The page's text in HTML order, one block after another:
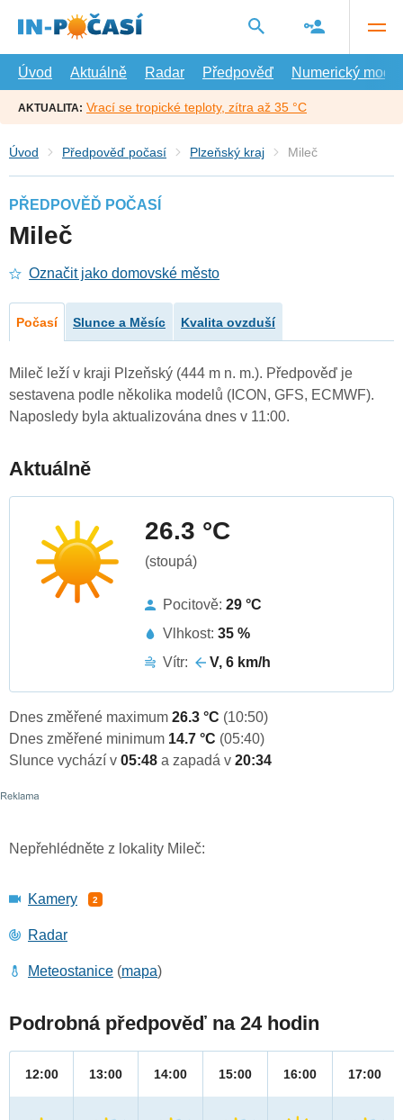
hlavní
Úvod
Aktuálně Radar Předpověď Numerický model
AKTUALITA: Vrací se tropické teploty, zítra až 35 °C
Úvod Předpověď počasí Plzeňský kraj Mileč
PŘEDPOVĚĎ POČASÍ
Mileč
Označit jako domovské město
Počasí Slunce a Měsíc Kvalita ovzduší
Mileč leží v kraji Plzeňský (444 m n. m.). Předpověď je
sestavena podle několika modelů (ICON, GFS, ECMWF).
Naposledy byla aktualizována dnes v 11:00.
Aktuálně
26.3 °C
(stoupá)
Pocitově: 29 °C
Vlhkost: 35 %
Vítr:
V, 6 km/h
Dnes změřené maximum 26.3 °C (10:50)
Dnes změřené minimum 14.7 °C (05:40)
Slunce vychází v 05:48 a zapadá v 20:34
Nepřehlédněte z lokality Mileč:
Kamery 2
Radar
Meteostanice (mapa)
Podrobná předpověď na 24 hodin
12:00 13:00 14:00 15:00 16:00 17:00